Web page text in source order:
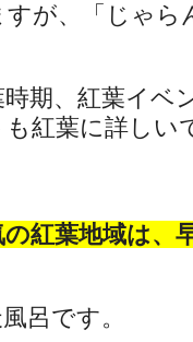
が、「じゃら
期、紅葉イベ
紅葉に詳しい
紅葉地域は、
呂です。